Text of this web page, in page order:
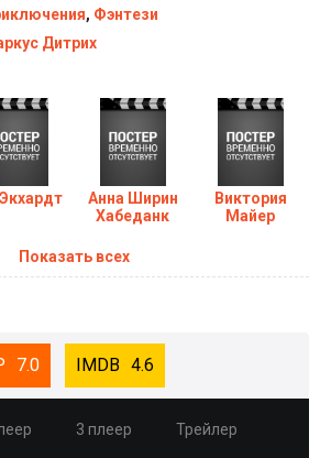
, Фэнтези
Дитрих
Анна Ширин
Хабеданк
Виктория
Майер
Показать всех
7.0 4.6
3 плеер Трейлер